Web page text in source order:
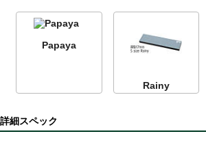
Papaya
Rainy
詳細スペック